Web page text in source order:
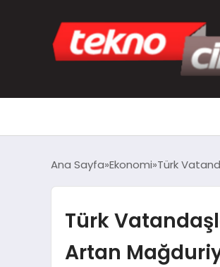
Ana Sayfa Ekonomi Türk
Türk
Artan